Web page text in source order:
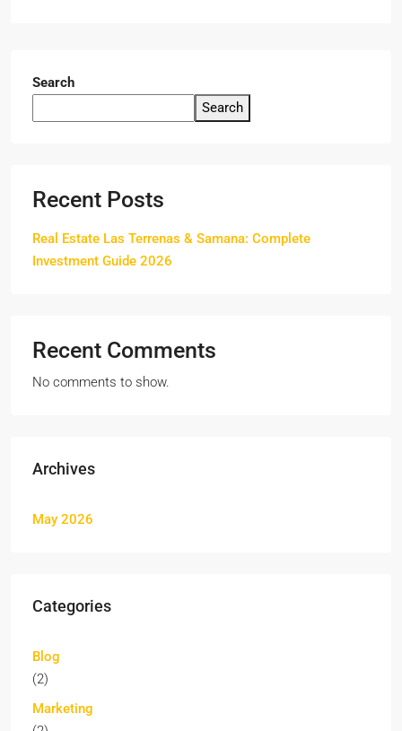
Search
Search
Recent Posts
Real Estate Las Terrenas & Samana: Complete
Investment Guide 2026
Recent Comments
No comments to show.
Archives
May 2026
Categories
Blog
(2)
Marketing